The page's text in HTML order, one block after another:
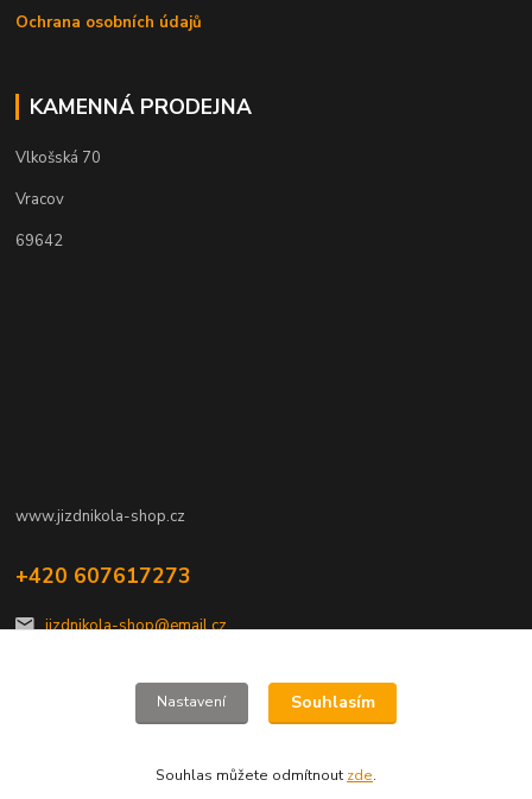
Ochrana osobních údajů
KAMENNÁ PRODEJNA
Vlkošská 70
Vracov
69642
www.jizdnikola-shop.cz
+420 607617273
jizdnikola-shop@email.cz
Nastavení Souhlasím
Souhlas můžete odmítnout zde.